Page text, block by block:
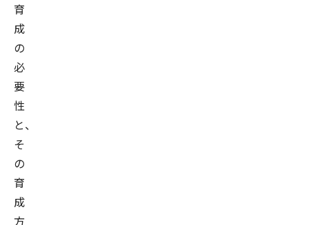
育
成
の
必
要
性
と、
そ
の
育
成
方